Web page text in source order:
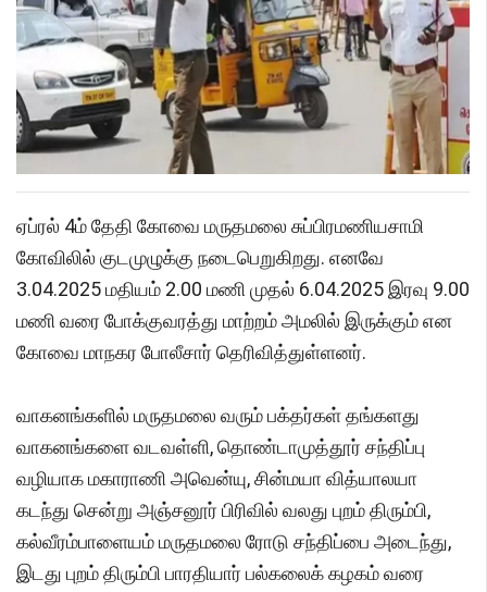
ஏப்ரல் 4ம் தேதி கோவை மருதமலை சுப்பிரமணியசாமி
கோவிலில் குடமுழுக்கு நடைபெறுகிறது. எனவே
3.04.2025 மதியம் 2.00 மணி முதல் 6.04.2025 இரவு 9.00
மணி வரை போக்குவரத்து மாற்றம் அமலில் இருக்கும் என
கோவை மாநகர போலீசார் தெரிவித்துள்ளனர்.
வாகனங்களில் மருதமலை வரும் பக்தர்கள் தங்களது
வாகனங்களை வடவள்ளி, தொண்டாமுத்தூர் சந்திப்பு
வழியாக மகாராணி அவென்யு, சின்மயா வித்யாலயா
கடந்து சென்று அஞ்சனூர் பிரிவில் வலது புறம் திரும்பி,
கல்வீரம்பாளையம் மருதமலை ரோடு சந்திப்பை அடைந்து,
இடது புறம் திரும்பி பாரதியார் பல்கலைக் கழகம் வரை